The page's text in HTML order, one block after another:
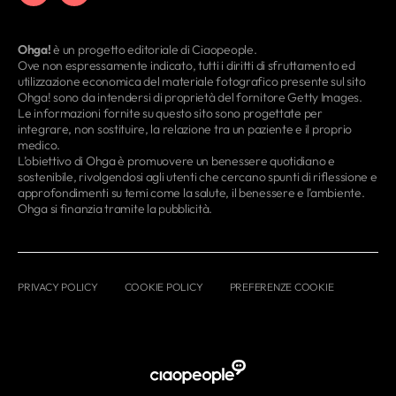
Ohga!è un progetto editoriale di Ciaopeople.
Ove non espressamente indicato, tutti i diritti di sfruttamento ed
utilizzazione economica del materiale fotografico presente sul sito
Ohga! sono da intendersi di proprietà del fornitore Getty Images.
Le informazioni fornite su questo sito sono progettate per
integrare, non sostituire, la relazione tra un paziente e il proprio
medico.
L’obiettivo di Ohga è promuovere un benessere quotidiano e
sostenibile, rivolgendosi agli utenti che cercano spunti di riflessione e
approfondimenti su temi come la salute, il benessere e l’ambiente.
Ohga si finanzia tramite la pubblicità.
PRIVACY POLICY COOKIE POLICY PREFERENZE COOKIE